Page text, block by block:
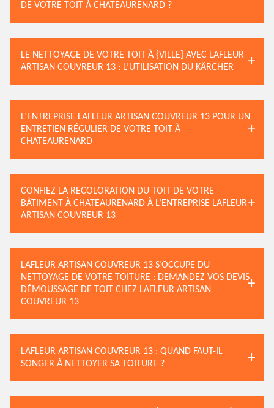
DE VOTRE TOIT À CHATEAURENARD ?
LE NETTOYAGE DE VOTRE TOIT À {VILLE] AVEC LAFLEUR
ARTISAN COUVREUR 13 : L’UTILISATION DU KÄRCHER
L’ENTREPRISE LAFLEUR ARTISAN COUVREUR 13 POUR UN
ENTRETIEN RÉGULIER DE VOTRE TOIT À
CHATEAURENARD
CONFIEZ LA RECOLORATION DU TOIT DE VOTRE
BÂTIMENT À CHATEAURENARD À L’ENTREPRISE LAFLEUR
ARTISAN COUVREUR 13
LAFLEUR ARTISAN COUVREUR 13 S’OCCUPE DU
NETTOYAGE DE VOTRE TOITURE : DEMANDEZ VOS DEVIS
DÉMOUSSAGE DE TOIT CHEZ LAFLEUR ARTISAN
COUVREUR 13
LAFLEUR ARTISAN COUVREUR 13 : QUAND FAUT-IL
SONGER À NETTOYER SA TOITURE ?